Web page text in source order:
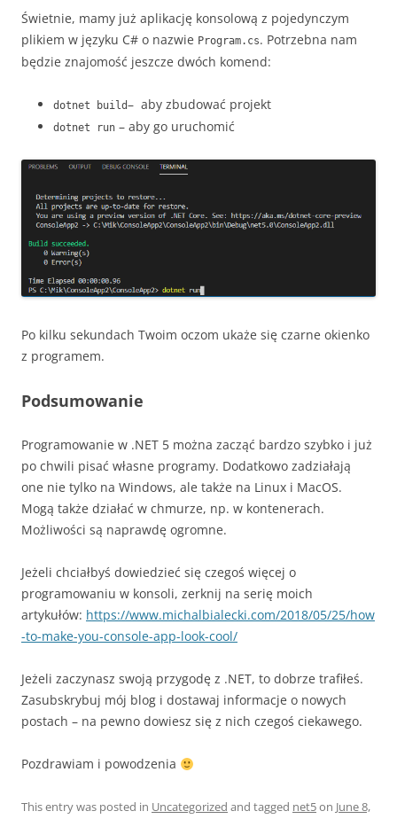
Świetnie, mamy już aplikację konsolową z pojedynczym
plikiem w języku C# o nazwie Program.cs. Potrzebna nam
będzie znajomość jeszcze dwóch komend:
dotnet build– aby zbudować projekt
dotnet run – aby go uruchomić
Po kilku sekundach Twoim oczom ukaże się czarne okienko
z programem.
Podsumowanie
Programowanie w .NET 5 można zacząć bardzo szybko i już
po chwili pisać własne programy. Dodatkowo zadziałają
one nie tylko na Windows, ale także na Linux i MacOS.
Mogą także działać w chmurze, np. w kontenerach.
Możliwości są naprawdę ogromne.
Jeżeli chciałbyś dowiedzieć się czegoś więcej o
programowaniu w konsoli, zerknij na serię moich
artykułów: https://www.michalbialecki.com/2018/05/25/how
-to-make-you-console-app-look-cool/
Jeżeli zaczynasz swoją przygodę z .NET, to dobrze trafiłeś.
Zasubskrybuj mój blog i dostawaj informacje o nowych
postach – na pewno dowiesz się z nich czegoś ciekawego.
Pozdrawiam i powodzenia
This entry was posted in Uncategorized and tagged net5on June 8,